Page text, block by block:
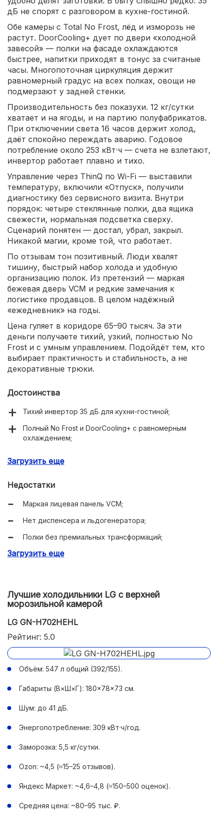
дБ не спорят с разговором в кухне-гостиной.
Обе камеры с Total No Frost, лёд и изморозь не
растут. DoorCooling+ дует по двери «холодной
завесой» — полки на фасаде охлаждаются
быстрее, напитки приходят в тонус за считаные
часы. Многопоточная циркуляция держит
равномерный градус на всех полках, овощи не
подмерзают у задней стенки.
Производительность без показухи. 12 кг/сутки
хватает и на ягоды, и на партию полуфабрикатов.
При отключении света 16 часов держит холод,
даёт спокойно переждать аварию. Годовое
потребление около 253 кВт·ч — счета не взлетают,
инвертор работает плавно и тихо.
Управление через ThinQ по Wi-Fi — выставили
температуру, включили «Отпуск», получили
диагностику без сервисного визита. Внутри
порядок: четыре стеклянные полки, два ящика
свежести, нормальная подсветка сверху.
Сценарий понятен — достал, убрал, закрыл.
Никакой магии, кроме той, что работает.
По отзывам тон позитивный. Люди хвалят
тишину, быстрый набор холода и удобную
организацию полок. Из претензий — маркая
бежевая дверь VCM и редкие замечания к
логистике продавцов. В целом надёжный
«ежедневник» на годы.
Цена гуляет в коридоре 65–90 тысяч. За эти
деньги получаете тихий, узкий, полностью No
Frost и с умным управлением. Подойдёт тем, кто
выбирает практичность и стабильность, а не
декоративные трюки.
Достоинства
Тихий инвертор 35 дБ для кухни-гостиной;
Полный No Frost и DoorCooling+ с равномерным
охлаждением;
автономности;
Загрузить еще
Недостатки
Маркая лицевая панель VCM;
Нет диспенсера и льдогенератора;
Полки без премиальных трансформаций;
Единичные замечания к доставке;
Загрузить еще
Лучшие холодильники LG с верхней
морозильной камерой
LG GN-H702HEHL
Рейтинг: 5.0
Объём: 547 л общий (392/155).
Габариты (В×Ш×Г): 180×78×73 см.
Шум: до 41 дБ.
Энергопотребление: 309 кВт·ч/год.
Заморозка: 5,5 кг/сутки.
Ozon: ~4,5 (≈15–25 отзывов).
Яндекс Маркет: ~4,6–4,8 (≈150–500 оценок).
Средняя цена: ~80–95 тыс. ₽.